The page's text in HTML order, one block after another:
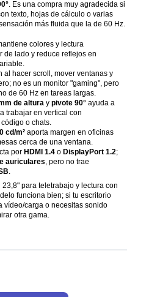
. Es una compra muy agradecida si
texto, hojas de cálculo o varias
más fluida que la de 60 Hz.
colores y lectura
de lado y reduce reflejos en
al hacer scroll, mover ventanas y
no es un monitor "gaming", pero
de 60 Hz en tareas largas.
de altura y pivote 90°ayuda a
trabajar en vertical con
o chats.
cd/m²aporta margen en oficinas
cerca de una ventana.
por HDMI 1.4o DisplayPort 1.2;
auriculares , pero no trae
para teletrabajo y lectura con
funciona bien; si tu escritorio
vídeo/carga o necesitas sonido
otra gama.